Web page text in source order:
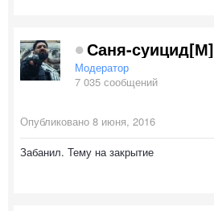
Саня-суицид[М]
Модератор
7 035 сообщений
Опубликовано 8 июня, 2016
Забанил. Тему на закрытие